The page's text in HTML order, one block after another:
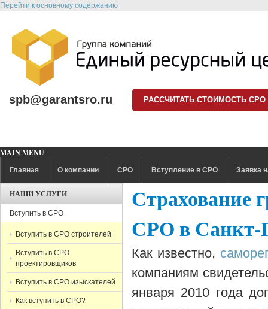
Перейти к основному содержанию
spb@garantsro.ru РАССЧИТАТЬ СТОИМОСТЬ СРО
MAIN MENU
Главная О компании СРО Вступление в СРО Заявка
Страхование
СРО в Санкт-
Как известно,
компаниям
января 2010 года
НАШИ УСЛУГИ
Вступить в СРО
Вступить в СРО строителей
Вступить в СРО
проектировщиков
Вступить в СРО изыскателей
Как вступить в СРО?